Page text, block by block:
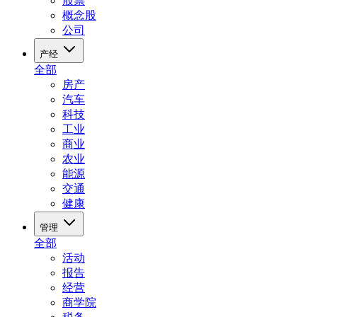
概念股
公司
产经
全部
房产
汽车
科技
工业
商业
农业
能源
交通
健康
管理
全部
活动
报告
经营
商学院